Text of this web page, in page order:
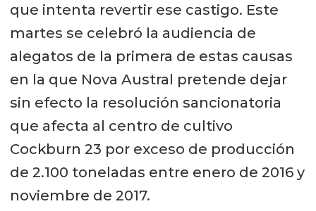
que intenta revertir ese castigo. Este
martes se celebró la audiencia de
alegatos de la primera de estas causas
en la que Nova Austral pretende dejar
sin efecto la resolución sancionatoria
que afecta al centro de cultivo
Cockburn 23 por exceso de producción
de 2.100 toneladas entre enero de 2016 y
noviembre de 2017.